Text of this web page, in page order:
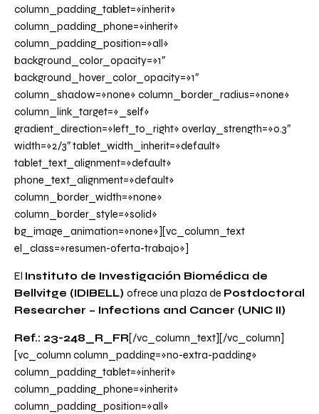
column_padding_tablet=»inherit»
column_padding_phone=»inherit»
column_padding_position=»all»
background_color_opacity=»1″
background_hover_color_opacity=»1″
column_shadow=»none» column_border_radius=»none»
column_link_target=»_self»
gradient_direction=»left_to_right» overlay_strength=»0.3″
width=»2/3″ tablet_width_inherit=»default»
tablet_text_alignment=»default»
phone_text_alignment=»default»
column_border_width=»none»
column_border_style=»solid»
bg_image_animation=»none»][vc_column_text
el_class=»resumen-oferta-trabajo»]
El Instituto de Investigación Biomédica de
Bellvitge (IDIBELL) ofrece una plaza de Postdoctoral
Researcher – Infections and Cancer (UNIC II)
Ref.: 23-248_R_FR[/vc_column_text][/vc_column]
[vc_column column_padding=»no-extra-padding»
column_padding_tablet=»inherit»
column_padding_phone=»inherit»
column_padding_position=»all»